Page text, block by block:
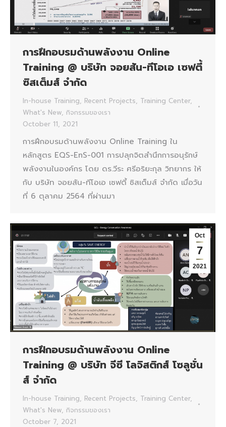
การฝึกอบรมด้านพลังงาน Online
Training @ บริษัท จอยสัน-ทีโอเอ เซฟตี้
ซิสเต็มส์ จำกัด
In-house Training, Recent Projects, Training Center,
What's New, กิจกรรมของเรา
October 11, 2021
การฝึกอบรมด้านพลังงาน Online Training ใน
หลักสูตร EQS-EnS-001 การปลุกจิตสำนึกการอนุรักษ์
พลังงานในองค์กร โดย ดร.วีระ ศรีอริยะกุล วิทยากร ให้
กับ บริษัท จอยสัน-ทีโอเอ เซฟตี้ ซิสเต็มส์ จำกัด เมื่อวัน
ที่ 6 ตุลาคม 2564 ที่ผ่านมา
Oct
7
2021
การฝึกอบรมด้านพลังงาน Online
Training @ บริษัท จีซี โลจิสติกส์ โซลูชั่น
ส์ จำกัด
In-house Training, Recent Projects, Training Center,
What's New, กิจกรรมของเรา
October 7, 2021